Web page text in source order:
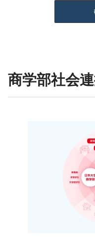
商学部社会